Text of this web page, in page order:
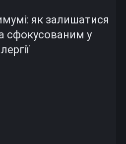
як залишатися
сфокусованим у